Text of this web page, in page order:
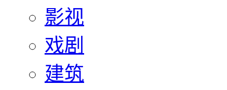
影视
戏剧
建筑